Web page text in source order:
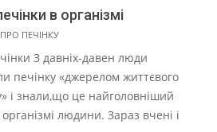
в організмі
ПРО ПЕЧІНКУ
З давніх-давен люди
печінку «джерелом життєвого
і знали,що це найголовніший
людини. Зараз вчені і